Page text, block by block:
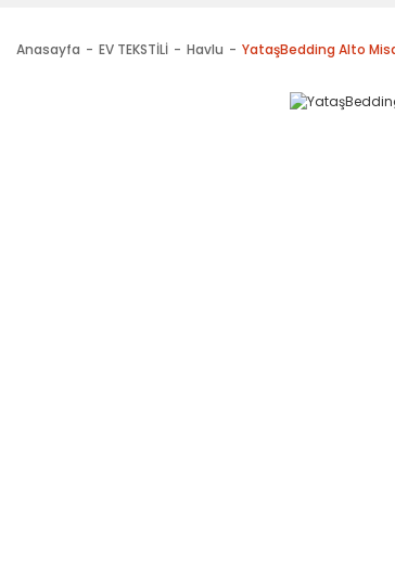
Anasayfa EV TEKSTİLİ Havlu YataşBedding Alto